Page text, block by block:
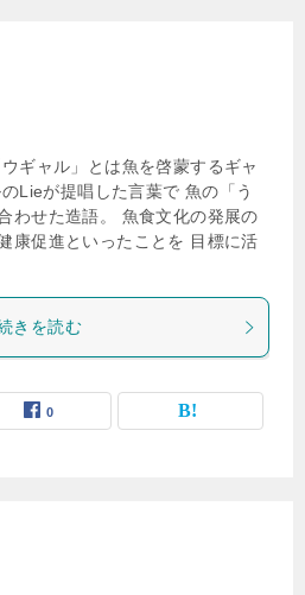
ギャル」とは魚を啓蒙するギャ
Lieが提唱した言葉で 魚の「う
わせた造語。 魚食文化の発展の
康促進といったことを 目標に活
きを読む
0